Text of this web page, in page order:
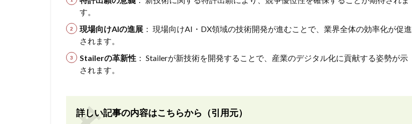
す。
現場向けAIの進展 ： 現場向けAI・DX領域の技術開発が進むことで、業界全体の効率化が促進
されます。
Stailerの革新性 ： Stailerが新技術を開発することで、産業のデジタル化に貢献する姿勢が示
されます。
詳しい記事の内容はこちらから（引用元）